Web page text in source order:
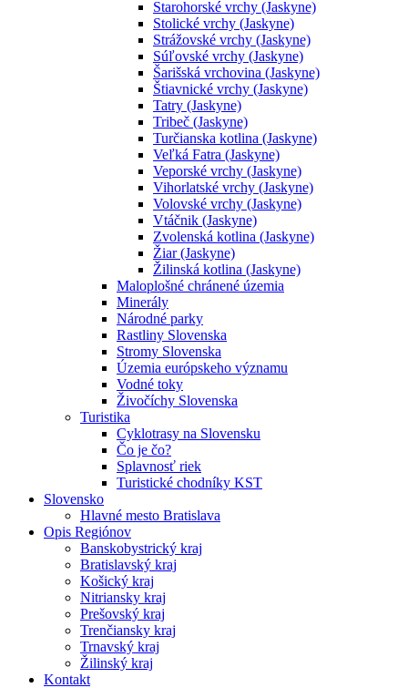
Starohorské vrchy (Jaskyne)
Stolické vrchy (Jaskyne)
Strážovské vrchy (Jaskyne)
Súľovské vrchy (Jaskyne)
Šarišská vrchovina (Jaskyne)
Štiavnické vrchy (Jaskyne)
Tatry (Jaskyne)
Tribeč (Jaskyne)
Turčianska kotlina (Jaskyne)
Veľká Fatra (Jaskyne)
Veporské vrchy (Jaskyne)
Vihorlatské vrchy (Jaskyne)
Volovské vrchy (Jaskyne)
Vtáčnik (Jaskyne)
Zvolenská kotlina (Jaskyne)
Žiar (Jaskyne)
Žilinská kotlina (Jaskyne)
Maloplošné chránené územia
Minerály
Národné parky
Rastliny Slovenska
Stromy Slovenska
Územia európskeho významu
Vodné toky
Živočíchy Slovenska
Turistika
Cyklotrasy na Slovensku
Čo je čo?
Splavnosť riek
Turistické chodníky KST
Slovensko
Hlavné mesto Bratislava
Opis Regiónov
Banskobystrický kraj
Bratislavský kraj
Košický kraj
Nitriansky kraj
Prešovský kraj
Trenčiansky kraj
Trnavský kraj
Žilinský kraj
Kontakt